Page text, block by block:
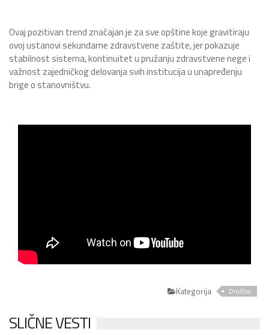
Ovaj pozitivan trend značajan je za sve opštine koje gravitiraju
ovoj ustanovi sekundarne zdravstvene zaštite, jer pokazuje
stabilnost sistema, kontinuitet u pružanju zdravstvene nege i
važnost zajedničkog delovanja svih institucija u unapređenju
brige o stanovništvu.
Kategorija Društvo
SLIČNE VESTI